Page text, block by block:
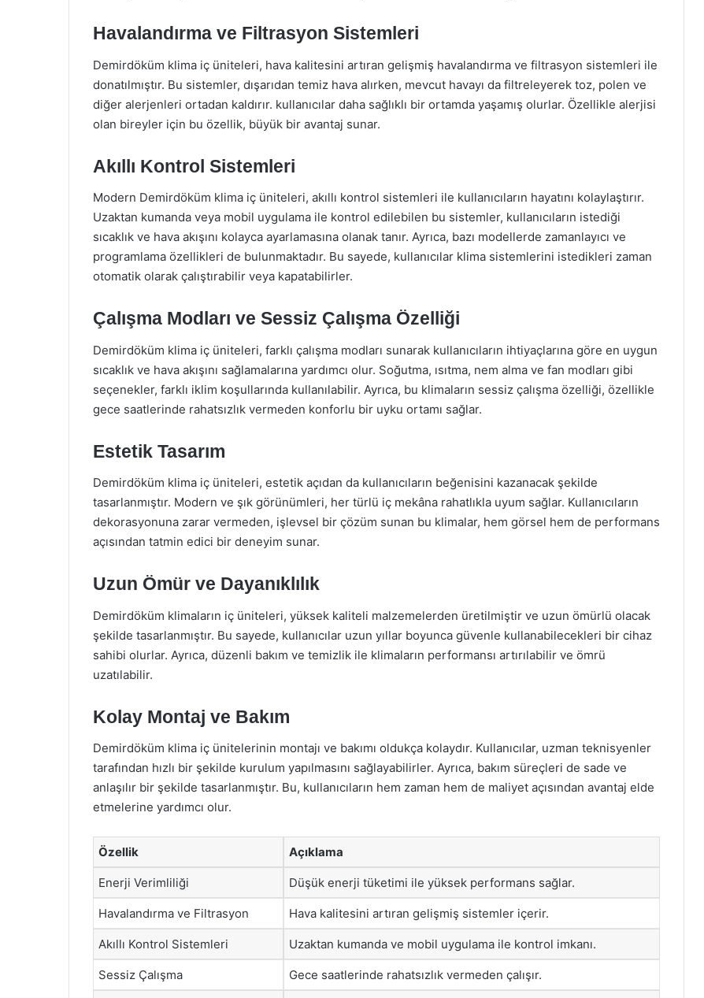
Havalandırma ve Filtrasyon Sistemleri
Demirdöküm klima iç üniteleri, hava kalitesini artıran gelişmiş havalandırma ve filtrasyon sistemleri ile
donatılmıştır. Bu sistemler, dışarıdan temiz hava alırken, mevcut havayı da filtreleyerek toz, polen ve
diğer alerjenleri ortadan kaldırır. kullanıcılar daha sağlıklı bir ortamda yaşamış olurlar. Özellikle alerjisi
olan bireyler için bu özellik, büyük bir avantaj sunar.
Akıllı Kontrol Sistemleri
Modern Demirdöküm klima iç üniteleri, akıllı kontrol sistemleri ile kullanıcıların hayatını kolaylaştırır.
Uzaktan kumanda veya mobil uygulama ile kontrol edilebilen bu sistemler, kullanıcıların istediği
sıcaklık ve hava akışını kolayca ayarlamasına olanak tanır. Ayrıca, bazı modellerde zamanlayıcı ve
programlama özellikleri de bulunmaktadır. Bu sayede, kullanıcılar klima sistemlerini istedikleri zaman
otomatik olarak çalıştırabilir veya kapatabilirler.
Çalışma Modları ve Sessiz Çalışma Özelliği
Demirdöküm klima iç üniteleri, farklı çalışma modları sunarak kullanıcıların ihtiyaçlarına göre en uygun
sıcaklık ve hava akışını sağlamalarına yardımcı olur. Soğutma, ısıtma, nem alma ve fan modları gibi
seçenekler, farklı iklim koşullarında kullanılabilir. Ayrıca, bu klimaların sessiz çalışma özelliği, özellikle
gece saatlerinde rahatsızlık vermeden konforlu bir uyku ortamı sağlar.
Estetik Tasarım
Demirdöküm klima iç üniteleri, estetik açıdan da kullanıcıların beğenisini kazanacak şekilde
tasarlanmıştır. Modern ve şık görünümleri, her türlü iç mekâna rahatlıkla uyum sağlar. Kullanıcıların
dekorasyonuna zarar vermeden, işlevsel bir çözüm sunan bu klimalar, hem görsel hem de performans
açısından tatmin edici bir deneyim sunar.
Uzun Ömür ve Dayanıklılık
Demirdöküm klimaların iç üniteleri, yüksek kaliteli malzemelerden üretilmiştir ve uzun ömürlü olacak
şekilde tasarlanmıştır. Bu sayede, kullanıcılar uzun yıllar boyunca güvenle kullanabilecekleri bir cihaz
sahibi olurlar. Ayrıca, düzenli bakım ve temizlik ile klimaların performansı artırılabilir ve ömrü
uzatılabilir.
Kolay Montaj ve Bakım
Demirdöküm klima iç ünitelerinin montajı ve bakımı oldukça kolaydır. Kullanıcılar, uzman teknisyenler
tarafından hızlı bir şekilde kurulum yapılmasını sağlayabilirler. Ayrıca, bakım süreçleri de sade ve
anlaşılır bir şekilde tasarlanmıştır. Bu, kullanıcıların hem zaman hem de maliyet açısından avantaj elde
etmelerine yardımcı olur.
Özellik Açıklama
Enerji Verimliliği Düşük enerji tüketimi ile yüksek performans sağlar.
Havalandırma ve Filtrasyon Hava kalitesini artıran gelişmiş sistemler içerir.
Akıllı Kontrol Sistemleri Uzaktan kumanda ve mobil uygulama ile kontrol imkanı.
Sessiz Çalışma Gece saatlerinde rahatsızlık vermeden çalışır.